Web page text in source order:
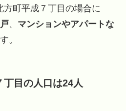
方町平成７丁目の場合に
、 マンションやアパートな
。
目の人口は24人